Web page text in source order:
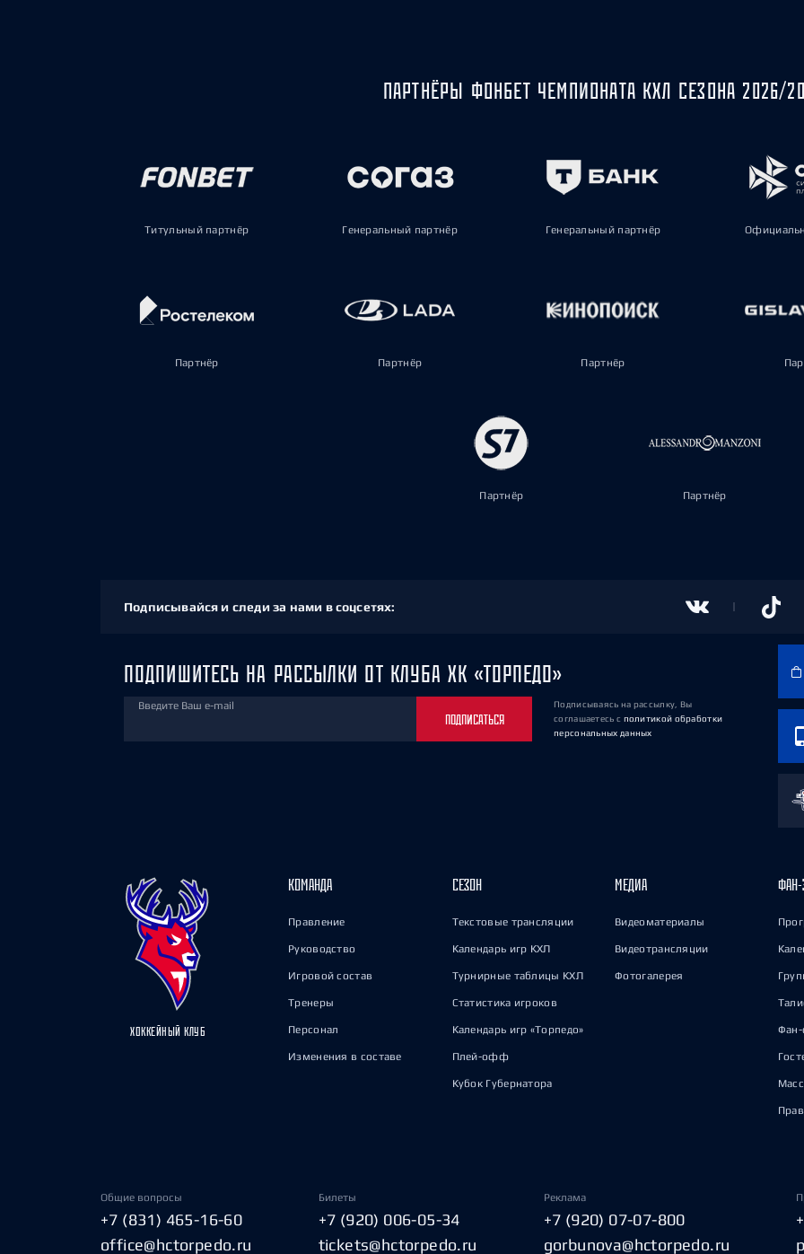
ПАРТНЁРЫ ФОНБЕТ ЧЕМПИОНАТА КХЛ СЕЗОНА 2026/
Титульный партнёр Генеральный партнёр Генеральный партнёр
Партнёр Партнёр Партнёр
Партнёр Партнёр
Подписывайся и следи за нами в соцсетях:
ПОДПИШИТЕСЬ НА РАССЫЛКИ ОТ КЛУБА ХК «ТОРПЕДО»
Введите Ваш e-mail
ПОДПИСАТЬСЯ
Подписываясь на рассылку, Вы
соглашаетесь с политикой обработки
персональных данных
ХОККЕЙНЫЙ КЛУБ
КОМАНДА
Правление
Руководство
Игровой состав
Тренеры
Персонал
Изменения в составе
СЕЗОН
Текстовые трансляции
Календарь игр КХЛ
Турнирные таблицы КХЛ
Статистика игроков
Календарь игр «Торпедо»
Плей-офф
Кубок Губернатора
МЕДИА
Видеоматериалы
Видеотрансляции
Фотогалерея
ФАН-
Фан-
Общие вопросы
+7 (831) 465-16-60
office@hctorpedo.ru
Билеты
+7 (920) 006-05-34
tickets@hctorpedo.ru
Реклама
+7 (920) 07-07-800
gorbunova@hctorpedo.ru